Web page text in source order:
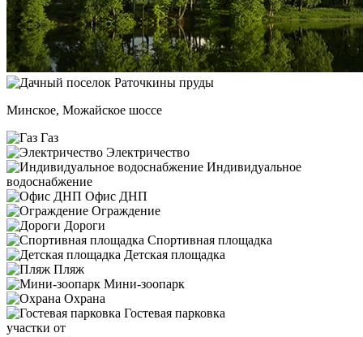
Минское, Можайское шоссе
Газ
Электричество
Индивидуальное
водоснабжение
Офис ДНП
Ограждение
Дороги
Спортивная площадка
Детская площадка
Пляж
Мини-зоопарк
Охрана
Гостевая парковка
участки от